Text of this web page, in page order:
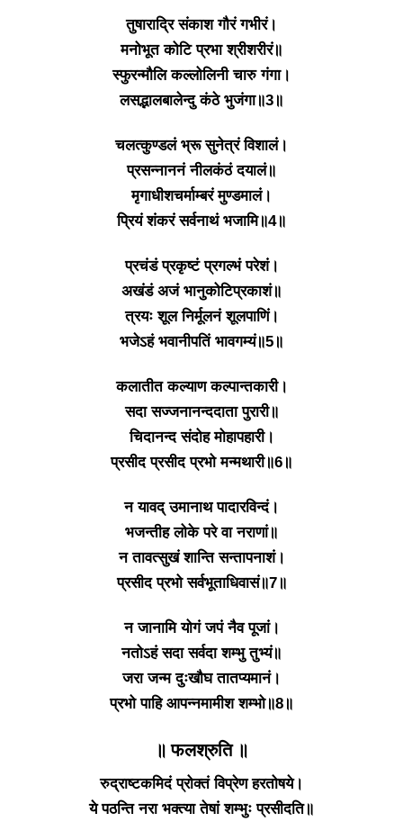
तुषाराद्रि संकाश गौरं गभीरं।
मनोभूत कोटि प्रभा श्रीशरीरं॥
स्फुरन्मौलि कल्लोलिनी चारु गंगा।
लसद्भालबालेन्दु कंठे भुजंगा॥3॥
चलत्कुण्डलं भ्रू सुनेत्रं विशालं।
प्रसन्नाननं नीलकंठं दयालं॥
मृगाधीशचर्माम्बरं मुण्डमालं।
प्रियं शंकरं सर्वनाथं भजामि॥4॥
प्रचंडं प्रकृष्टं प्रगल्भं परेशं।
अखंडं अजं भानुकोटिप्रकाशं॥
त्रयः शूल निर्मूलनं शूलपाणिं।
भजेऽहं भवानीपतिं भावगम्यं॥5॥
कलातीत कल्याण कल्पान्तकारी।
सदा सज्जनानन्ददाता पुरारी॥
चिदानन्द संदोह मोहापहारी।
प्रसीद प्रसीद प्रभो मन्मथारी॥6॥
न यावद् उमानाथ पादारविन्दं।
भजन्तीह लोके परे वा नराणां॥
न तावत्सुखं शान्ति सन्तापनाशं।
प्रसीद प्रभो सर्वभूताधिवासं॥7॥
न जानामि योगं जपं नैव पूजां।
नतोऽहं सदा सर्वदा शम्भु तुभ्यं॥
जरा जन्म दुःखौघ तातप्यमानं।
प्रभो पाहि आपन्नमामीश शम्भो॥8॥
॥ फलश्रुति ॥
रुद्राष्टकमिदं प्रोक्तं विप्रेण हरतोषये।
ये पठन्ति नरा भक्त्या तेषां शम्भुः प्रसीदति॥